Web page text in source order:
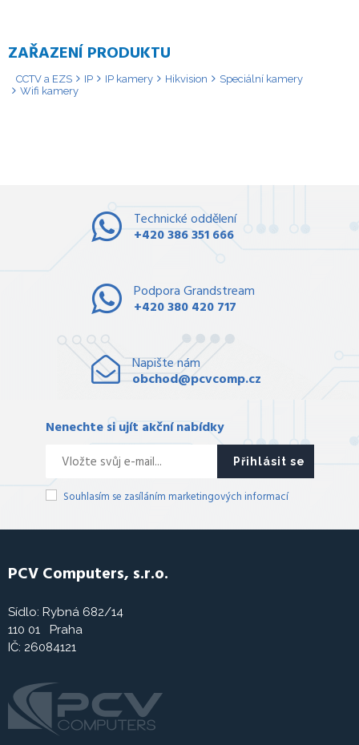
ZAŘAZENÍ PRODUKTU
CCTV a EZS IP IP kamery Hikvision
Speciální kamery
Wifi kamery
Technické oddělení
+420 386 351 666
Podpora Grandstream
+420 380 420 717
Napište nám
obchod@pcvcomp.cz
Nenechte si ujít akční nabídky
Přihlásit se
Souhlasím se zasíláním marketingových informací
PCV Computers, s.r.o.
Sídlo: Rybná 682/14
110 01 Praha
IČ: 26084121